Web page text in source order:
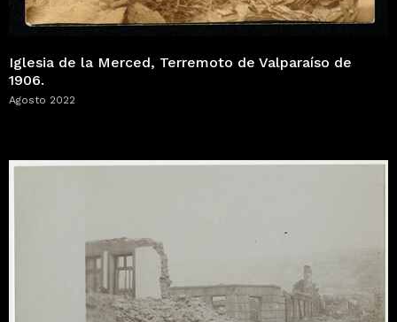
Iglesia de la Merced, Terremoto de Valparaíso de
1906.
Agosto 2022